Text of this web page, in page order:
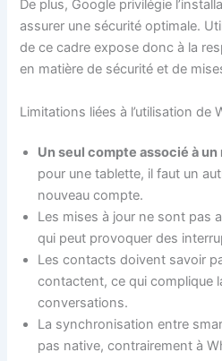
De plus, Google privilégie
assurer une sécurité optimale.
de ce cadre expose donc à la
en matière de sécurité et de
Limitations liées à l’utilisation de
Un seul compte associé à
pour une tablette, il faut un
nouveau compte.
Les mises à jour ne sont pas
qui peut provoquer des
Les contacts doivent savoir
contactent, ce qui complique
conversations.
La synchronisation entre
pas native, contrairement à